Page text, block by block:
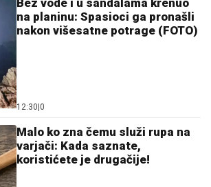
Bez vode i u sandalama krenuo
na planinu: Spasioci ga pronašli
nakon višesatne potrage (FOTO)
12:30 0
Malo ko zna čemu služi rupa na
varjači: Kada saznate,
koristićete je drugačije!